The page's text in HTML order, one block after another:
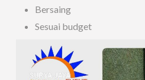
Bersaing
Sesuai budget